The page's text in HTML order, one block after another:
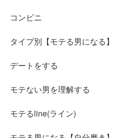
コンビニ
タイプ別【モテる男になる】
デートをする
モテない男を理解する
モテるline(ライン)